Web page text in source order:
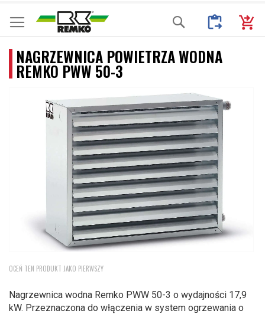
Przejdź
do
treści
Mój
Moje
Search
NAGRZEWNICA POWIETRZA WODNA
REMKO PWW 50-3
na
galerii
OCEŃ TEN PRODUKT JAKO PIERWSZY
Nagrzewnica wodna Remko PWW 50-3 o wydajności 17,9
kW. Przeznaczona do włączenia w system ogrzewania o